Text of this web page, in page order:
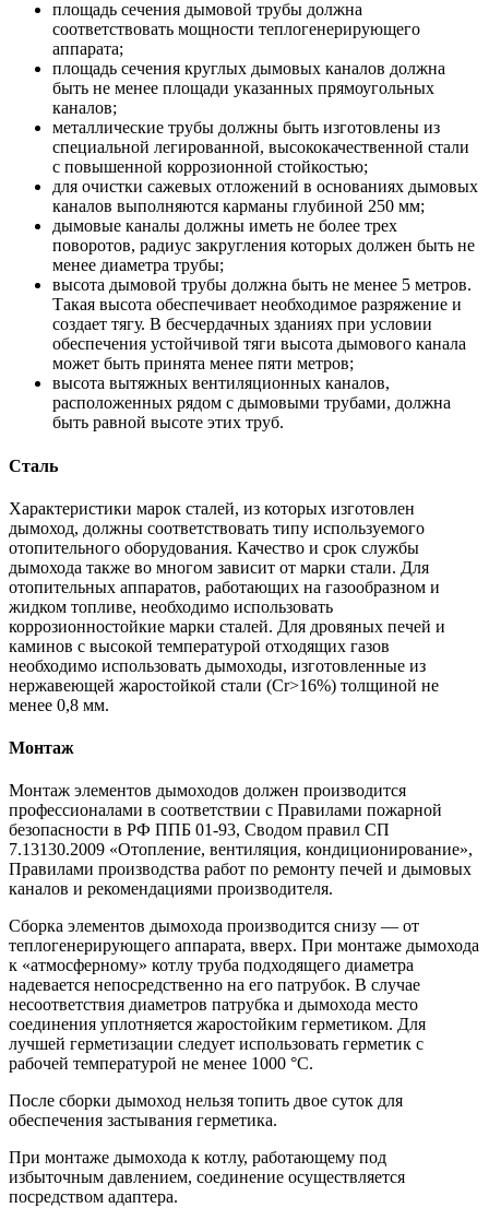
площадь сечения дымовой трубы должна
соответствовать мощности теплогенерирующего
аппарата;
площадь сечения круглых дымовых каналов должна
быть не менее площади указанных прямоугольных
каналов;
металлические трубы должны быть изготовлены из
специальной легированной, высококачественной стали
с повышенной коррозионной стойкостью;
для очистки сажевых отложений в основаниях дымовых
каналов выполняются карманы глубиной 250 мм;
дымовые каналы должны иметь не более трех
поворотов, радиус закругления которых должен быть не
менее диаметра трубы;
высота дымовой трубы должна быть не менее 5 метров.
Такая высота обеспечивает необходимое разряжение и
создает тягу. В бесчердачных зданиях при условии
обеспечения устойчивой тяги высота дымового канала
может быть принята менее пяти метров;
высота вытяжных вентиляционных каналов,
расположенных рядом с дымовыми трубами, должна
быть равной высоте этих труб.
Сталь
Характеристики марок сталей, из которых изготовлен
дымоход, должны соответствовать типу используемого
отопительного оборудования. Качество и срок службы
дымохода также во многом зависит от марки стали. Для
отопительных аппаратов, работающих на газообразном и
жидком топливе, необходимо использовать
коррозионностойкие марки сталей. Для дровяных печей и
каминов с высокой температурой отходящих газов
необходимо использовать дымоходы, изготовленные из
нержавеющей жаростойкой стали (Cr>16%) толщиной не
менее 0,8 мм.
Монтаж
Монтаж элементов дымоходов должен производится
профессионалами в соответствии с Правилами пожарной
безопасности в РФ ППБ 01-93, Сводом правил СП
7.13130.2009 «Отопление, вентиляция, кондиционирование»,
Правилами производства работ по ремонту печей и дымовых
каналов и рекомендациями производителя.
Сборка элементов дымохода производится снизу — от
теплогенерирующего аппарата, вверх. При монтаже дымохода
к «атмосферному» котлу труба подходящего диаметра
надевается непосредственно на его патрубок. В случае
несоответствия диаметров патрубка и дымохода место
соединения уплотняется жаростойким герметиком. Для
лучшей герметизации следует использовать герметик с
рабочей температурой не менее 1000 °С.
После сборки дымоход нельзя топить двое суток для
обеспечения застывания герметика.
При монтаже дымохода к котлу, работающему под
избыточным давлением, соединение осуществляется
посредством адаптера.